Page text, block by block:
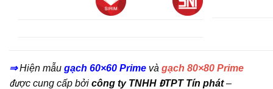
⇒Hiện mẫu gạch 60×60 Prime và gạch 80×80 Prime
được cung cấp bởi công ty TNHH ĐTPT Tín phát–